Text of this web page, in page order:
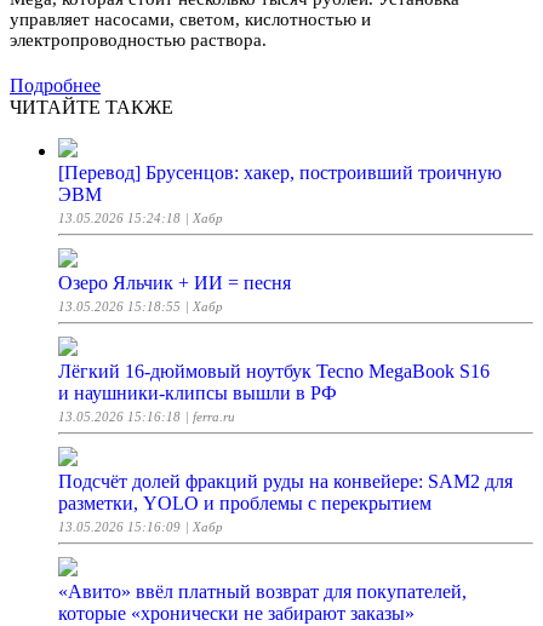
управляет насосами, светом, кислотностью и
электропроводностью раствора.
Подробнее
ЧИТАЙТЕ ТАКЖЕ
[Перевод] Брусенцов: хакер, построивший троичную
ЭВМ
13.05.2026 15:24:18 | Хабр
Озеро Яльчик + ИИ = песня
13.05.2026 15:18:55 | Хабр
Лёгкий 16-дюймовый ноутбук Tecno MegaBook S16
и наушники-клипсы вышли в РФ
13.05.2026 15:16:18 | ferra.ru
Подсчёт долей фракций руды на конвейере: SAM2 для
разметки, YOLO и проблемы с перекрытием
13.05.2026 15:16:09 | Хабр
«Авито» ввёл платный возврат для покупателей,
которые «хронически не забирают заказы»